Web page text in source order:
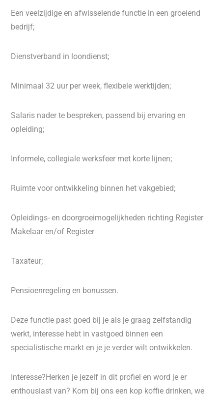
Een veelzijdige en afwisselende functie in een groeiend
bedrijf;
Dienstverband in loondienst;
Minimaal 32 uur per week, flexibele werktijden;
Salaris nader te bespreken, passend bij ervaring en
opleiding;
Informele, collegiale werksfeer met korte lijnen;
Ruimte voor ontwikkeling binnen het vakgebied;
Opleidings- en doorgroeimogelijkheden richting Register
Makelaar en/of Register
Taxateur;
Pensioenregeling en bonussen.
Deze functie past goed bij je als je graag zelfstandig
werkt, interesse hebt in vastgoed binnen een
specialistische markt en je je verder wilt ontwikkelen.
Interesse?Herken je jezelf in dit profiel en word je er
enthousiast van? Kom bij ons een kop koffie drinken, we